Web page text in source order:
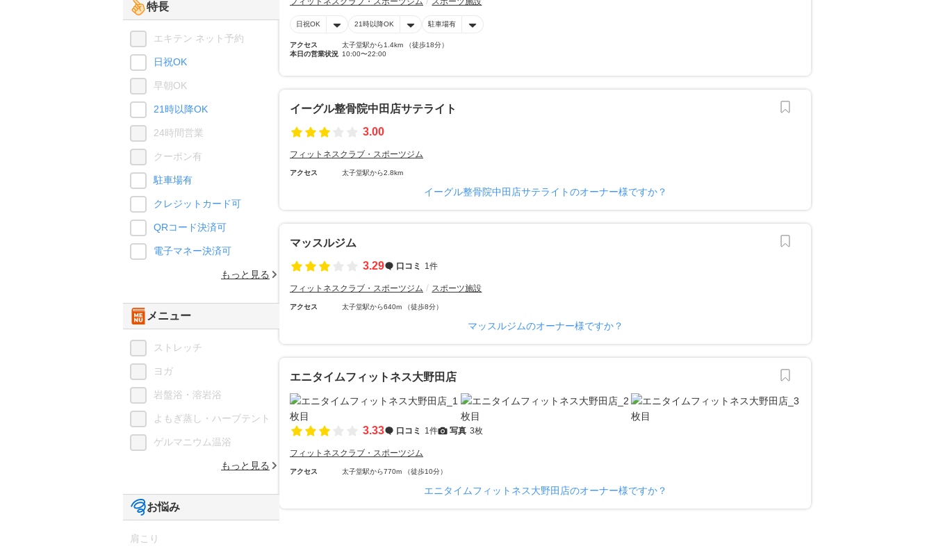
日祝OK 21時以降OK 駐車場有
アクセス
太子堂駅から1.4km （徒歩18分）
本日の営業状況 10:00〜22:00
イーグル整骨院中田店サテライト
3.00
フィットネスクラブ・スポーツジム
アクセス 太子堂駅から2.8km
イーグル整骨院中田店サテライトのオーナー様ですか？
マッスルジム
3.29
口コミ 1件
フィットネスクラブ・スポーツジム スポーツ施設
アクセス 太子堂駅から640m （徒歩8分）
マッスルジムのオーナー様ですか？
エニタイムフィットネス大野田店
3.33 口コミ 1件 写真 3枚
フィットネスクラブ・スポーツジム
アクセス 太子堂駅から770m （徒歩10分）
エニタイムフィットネス大野田店のオーナー様ですか？
特長
エキテン ネット予約
日祝OK
早朝OK
21時以降OK
24時間営業
クーポン有
駐車場有
クレジットカード可
QRコード決済可
電子マネー決済可
もっと見る
メニュー
ストレッチ
ヨガ
岩盤浴・溶岩浴
よもぎ蒸し・ハーブテント
ゲルマニウム温浴
もっと見る
お悩み
肩こり